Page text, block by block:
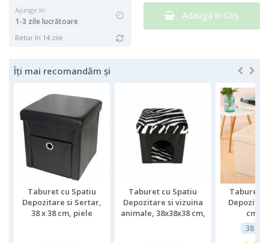
Ajunge în
1-3 zile lucrătoare
Retur în 14 zile
Adaugă în Coş
Îți mai recomandăm și
Taburet cu Spatiu
Depozitare si Sertar,
38 x 38 cm, piele
Taburet cu Spatiu
Depozitare si vizuina
animale, 38x38x38 cm,
Taburet
cm,
38 x